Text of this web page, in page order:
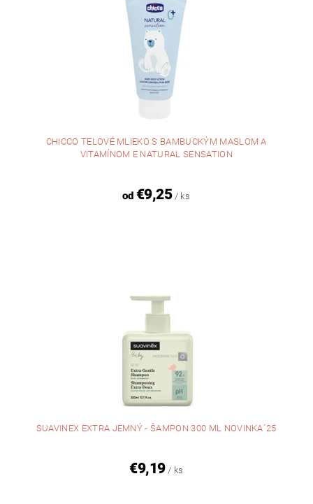
CHICCO TELOVÉ MLIEKO S BAMBUCKÝM MASLOM A
VITAMÍNOM E NATURAL SENSATION
od€9,25 / ks
SUAVINEX EXTRA JEMNÝ - ŠAMPON 300 ML NOVINKA´25
€9,19 / ks